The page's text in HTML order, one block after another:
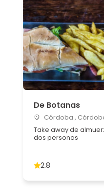
De Botanas
Córdoba ,
Take away de
dos personas
2.8